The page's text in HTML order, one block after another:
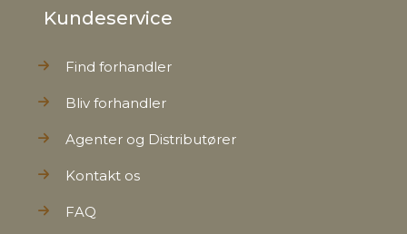
Kundeservice
Find forhandler
Bliv forhandler
Agenter og Distributører
Kontakt os
FAQ